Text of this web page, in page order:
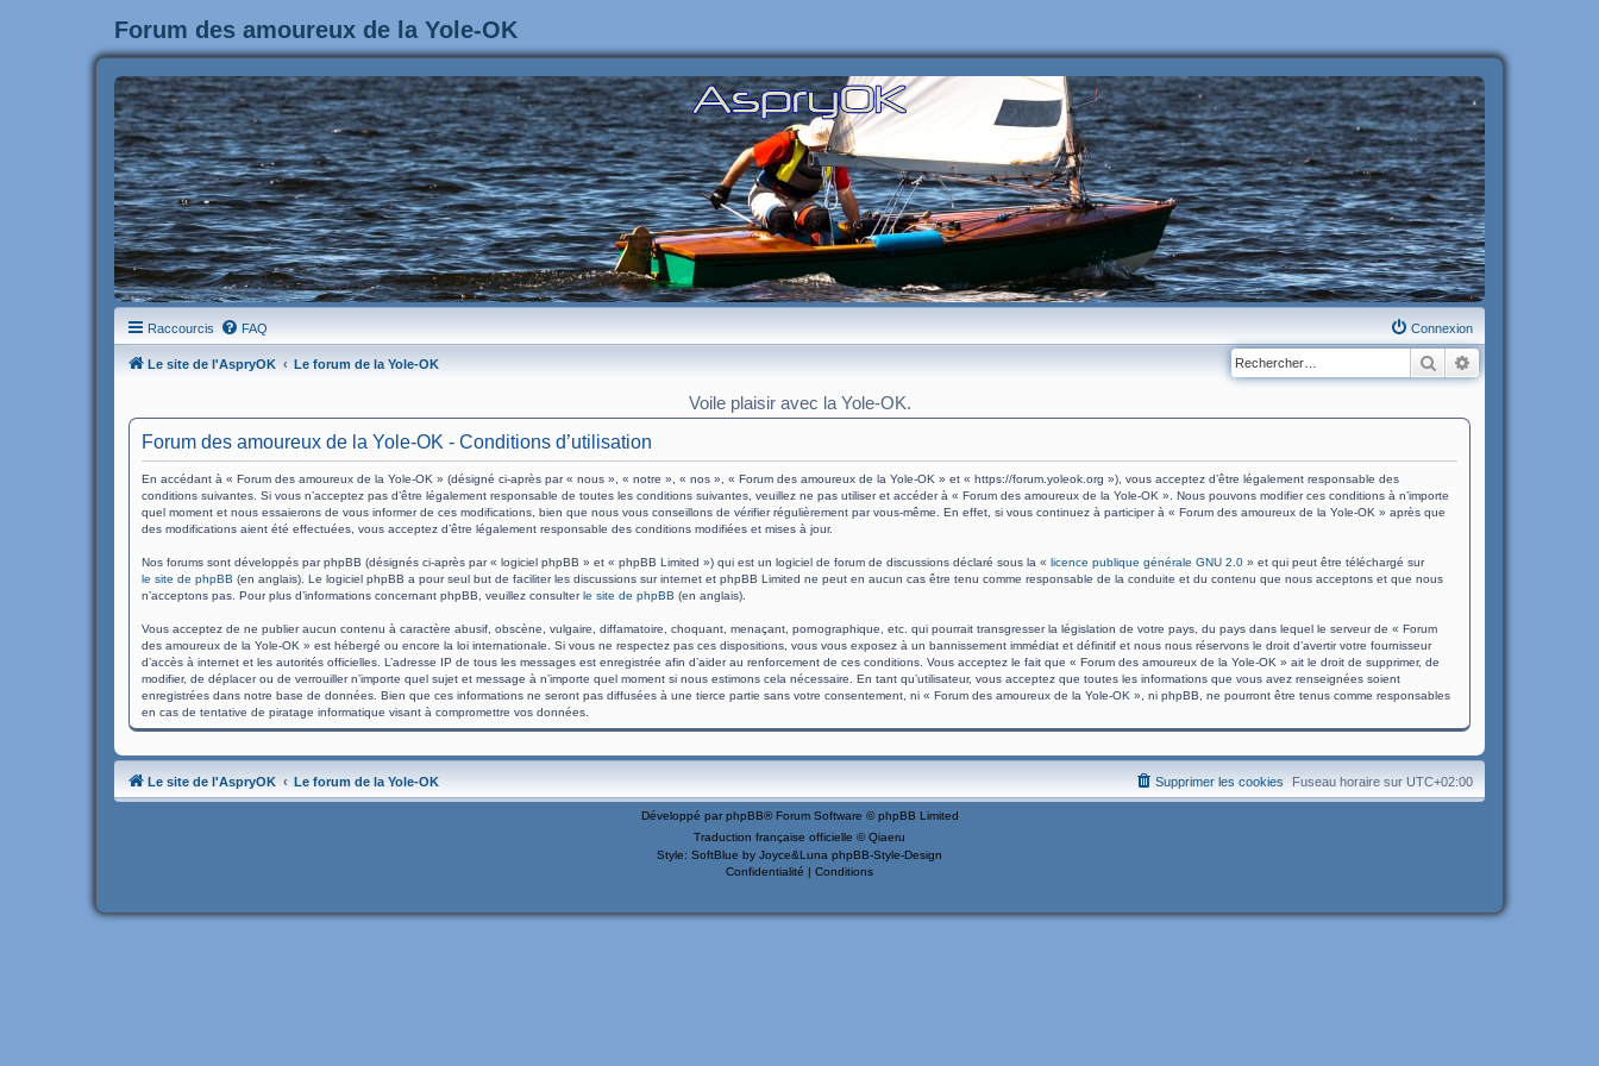
Forum des amoureux de la Yole-OK
Raccourcis FAQ Connexion
Le site de l'AspryOK Le forum de la Yole-OK Rechercher
Voile plaisir avec la Yole-OK.
Forum des amoureux de la Yole-OK - Conditions d’utilisation
En accédant à « Forum des amoureux de la Yole-OK » (désigné ci-après par « nous », « notre », « nos », « Forum des amoureux de la Yole-OK » et « https://forum.yoleok.org »), vous acceptez d’être légalement responsable des
conditions suivantes. Si vous n’acceptez pas d’être légalement responsable de toutes les conditions suivantes, veuillez ne pas utiliser et accéder à « Forum des amoureux de la Yole-OK ». Nous pouvons modifier ces conditions à n’importe
quel moment et nous essaierons de vous informer de ces modifications, bien que nous vous conseillons de vérifier régulièrement par vous-même. En effet, si vous continuez à participer à « Forum des amoureux de la Yole-OK » après que
des modifications aient été effectuées, vous acceptez d’être légalement responsable des conditions modifiées et mises à jour.
Nos forums sont développés par phpBB (désignés ci-après par « logiciel phpBB » et « phpBB Limited ») qui est un logiciel de forum de discussions déclaré sous la « licence publique générale GNU 2.0 » et qui peut être téléchargé sur
le site de phpBB (en anglais). Le logiciel phpBB a pour seul but de faciliter les discussions sur internet et phpBB Limited ne peut en aucun cas être tenu comme responsable de la conduite et du contenu que nous acceptons et que nous
n’acceptons pas. Pour plus d’informations concernant phpBB, veuillez consulterle site de phpBB (en anglais).
Vous acceptez de ne publier aucun contenu à caractère abusif, obscène, vulgaire, diffamatoire, choquant, menaçant, pornographique, etc. qui pourrait transgresser la législation de votre pays, du pays dans lequel le serveur de « Forum
des amoureux de la Yole-OK » est hébergé ou encore la loi internationale. Si vous ne respectez pas ces dispositions, vous vous exposez à un bannissement immédiat et définitif et nous nous réservons le droit d’avertir votre fournisseur
d’accès à internet et les autorités officielles. L’adresse IP de tous les messages est enregistrée afin d’aider au renforcement de ces conditions. Vous acceptez le fait que « Forum des amoureux de la Yole-OK » ait le droit de supprimer, de
modifier, de déplacer ou de verrouiller n’importe quel sujet et message à n’importe quel moment si nous estimons cela nécessaire. En tant qu’utilisateur, vous acceptez que toutes les informations que vous avez renseignées soient
enregistrées dans notre base de données. Bien que ces informations ne seront pas diffusées à une tierce partie sans votre consentement, ni « Forum des amoureux de la Yole-OK », ni phpBB, ne pourront être tenus comme responsables
en cas de tentative de piratage informatique visant à compromettre vos données.
Le site de l'AspryOK Le forum de la Yole-OK Fuseau horaire sur UTC+02:00
Supprimer les cookies
Développé par phpBB® Forum Software © phpBB Limited
Traduction française officielle ©Qiaeru
Style: SoftBlue by Joyce&Luna phpBB-Style-Design
Confidentialité | Conditions